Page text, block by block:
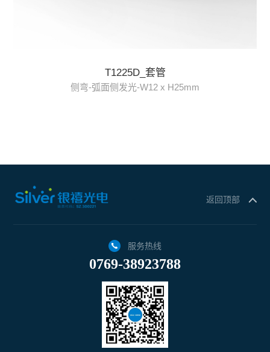
T1225D_套管
侧弯-弧面侧发光-W12 x H25mm
返回顶部
服务热线
0769-38923788